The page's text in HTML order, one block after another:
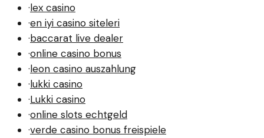
·lex casino
·en iyi casino siteleri
·baccarat live dealer
·online casino bonus
·leon casino auszahlung
·lukki casino
·Lukki casino
·online slots echtgeld
·verde casino bonus freispiele